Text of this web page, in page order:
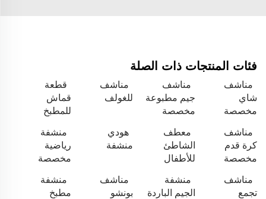
فئات المنتجات ذات الصلة
مناشف
شاي
مخصصة
مناشف
جيم مطبوعة
مخصصة
مناشف
للغولف
قطعة
قماش
للمطبخ
مناشف
كرة قدم
مخصصة
معطف
الشاطئ
للأطفال
هودي
منشفة
منشفة
رياضية
مخصصة
مناشف
تجمع
منشفة
الجيم الباردة
مناشف
بونشو
منشفة
مطبخ